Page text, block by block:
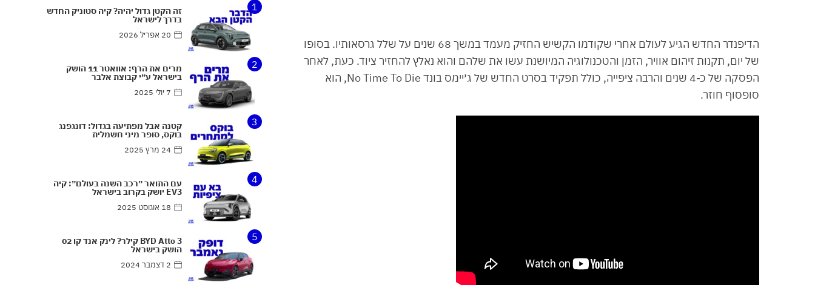
הדיפנדר החדש הגיע לעולם אחרי שקודמו הקשיש החזיק מעמד במשך 68 שנים על שלל גרסאותיו. בסופו
של יום, תקנות זיהום אוויר, הזמן והטכנולוגיה המיושנת עשו את שלהם והוא נאלץ להחזיר ציוד. כעת, לאחר
הפסקה של כ-4 שנים והרבה ציפייה, כולל תפקיד בסרט החדש של ג׳יימס בונד No Time To Die, הוא
סופסוף חוזר.
1
זה הקטן גדול יהיה? קיה סטוניק החדש
בדרך לישראל
20 אפריל 2026
2 מרים את הרף: אוואטר 11 הושק
בישראל ע״י קבוצת אלבר
7 יולי 2025
3 קטנה אבל מפתיעה בגדול: דונגפנג
בוקס, סופר מיני חשמלית
24 מרץ 2025
4 עם התואר ״רכב השנה בעולם״: קיה
EV3 יושק בקרוב בישראל
18 אוגוסט 2025
5 BYD Atto 3 קילר? לינק אנד קו 02
הושק בישראל
2 דצמבר 2024